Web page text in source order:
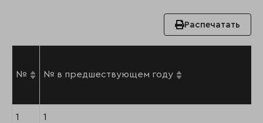
Распечатать
№ № в предшествующем году
1 1